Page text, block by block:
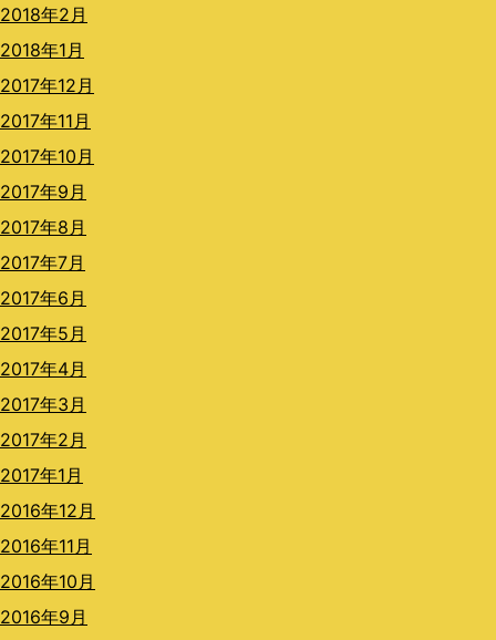
2018年2月
2018年1月
2017年12月
2017年11月
2017年10月
2017年9月
2017年8月
2017年7月
2017年6月
2017年5月
2017年4月
2017年3月
2017年2月
2017年1月
2016年12月
2016年11月
2016年10月
2016年9月